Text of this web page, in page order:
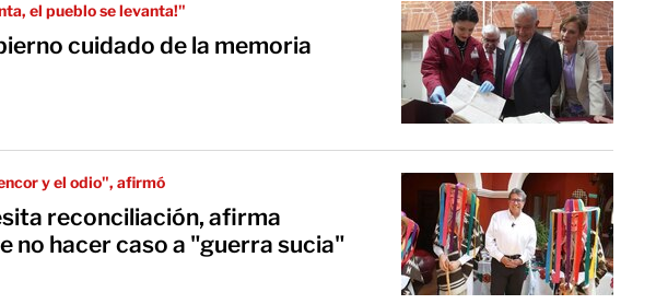
el pueblo se levanta!"
cuidado de la memoria
y el odio", afirmó
reconciliación, afirma
no hacer caso a "guerra sucia"